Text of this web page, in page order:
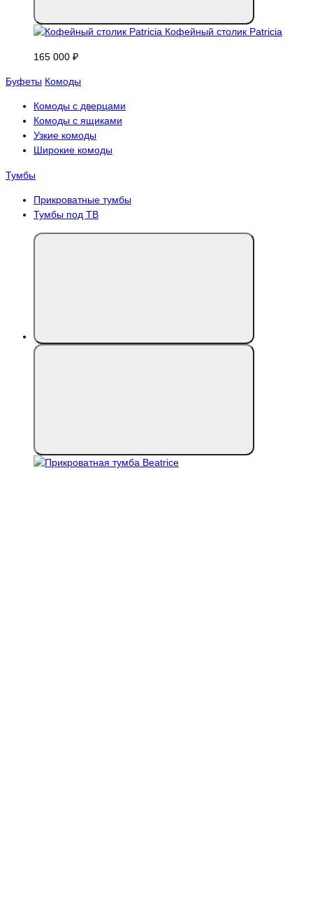
Кофейный столик Patricia
165 000 ₽
Буфеты Комоды
Комоды с дверцами
Комоды с ящиками
Узкие комоды
Широкие комоды
Тумбы
Прикроватные тумбы
Тумбы под ТВ